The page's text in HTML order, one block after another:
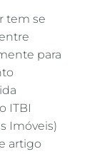
tem se
para
ITBI
Imóveis)
artigo